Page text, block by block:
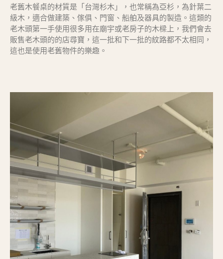
老舊木餐桌的材質是「台灣杉木」，也常稱為亞杉，為針葉二
級木，適合做建築、傢俱、門窗、船舶及器具的製造。這類的
老木頭第一手使用很多用在廟宇或老房子的木樑上，我們會去
販售老木頭的的店尋寶，這一批和下一批的紋路都不太相同，
這也是使用老舊物件的樂趣。